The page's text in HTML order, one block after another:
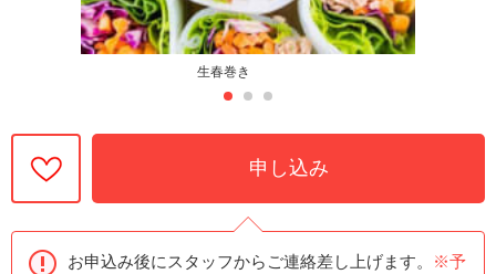
生春巻き
申し込み
お申込み後にスタッフからご連絡差し上げます。
※予